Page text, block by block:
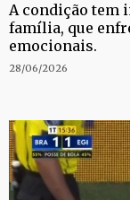
A condição tem
família, que
emocionais.
28/06/2026